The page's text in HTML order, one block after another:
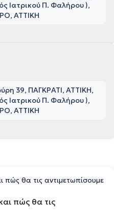
Ιατρικού Π. Φαλήρου ),
ΑΤΤΙΚΗ
39, ΠΑΓΚΡΑΤΙ, ΑΤΤΙΚΗ
Ιατρικού Π. Φαλήρου ),
ΑΤΤΙΚΗ
πώς θα τις